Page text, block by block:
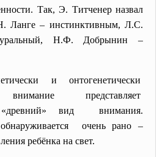
Так, Э. Титченер назвал
Ланге – инстинктивным, Л.С.
Н.Ф. Добрынин –
и онтогенетически
внимание представляет
вид внимания.
обнаруживается очень рано –
ребёнка на свет.